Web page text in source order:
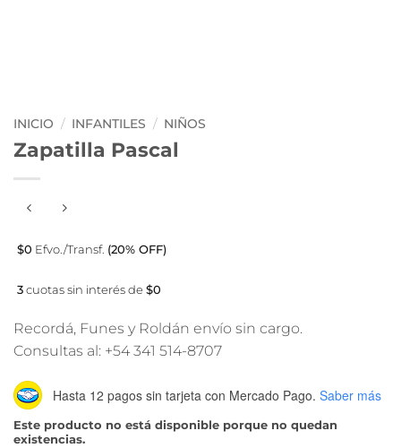
INICIO / INFANTILES / NIÑOS
Zapatilla Pascal
$0 Efvo./Transf. (20% OFF)
3cuotas sin interés de $0
Recordá, Funes y Roldán envío sin cargo.
Consultas al: +54 341 514-8707
Hasta 12 pagos sin tarjeta con Mercado Pago. Saber más
Este producto no está disponible porque no quedan
existencias.